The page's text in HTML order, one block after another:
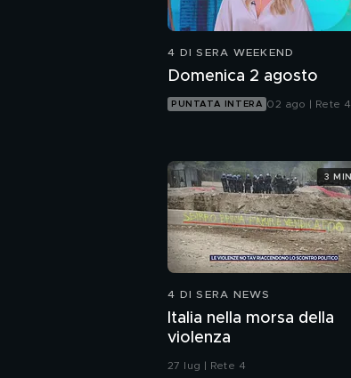
4 DI SERA WEEKEND
Domenica 2 agosto
PUNTATA INTERA 02 ago | Rete 4
4 DI SERA NEWS
Italia nella morsa della
violenza
27 lug | Rete 4
3 MIN